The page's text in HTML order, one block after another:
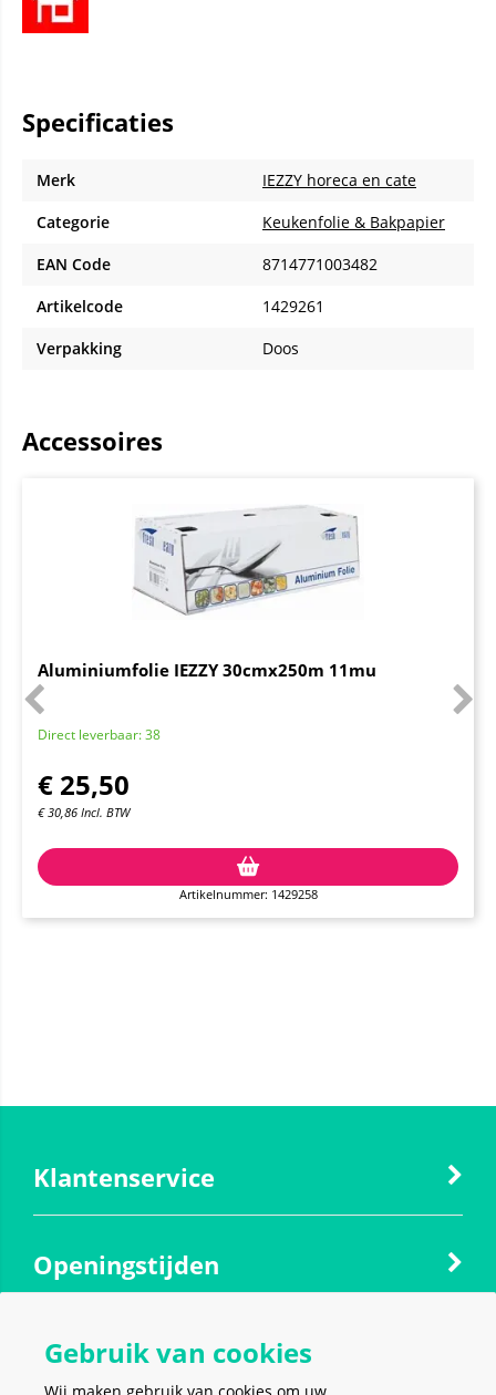
Specificaties
Merk
IEZZY horeca en cate
Categorie
Keukenfolie & Bakpapier
EAN Code
8714771003482
Artikelcode
1429261
Verpakking
Doos
Accessoires
Aluminiumfolie IEZZY 30cmx250m 11mu
Direct leverbaar: 38
€ 25,50
€30,86 Incl. BTW
Artikelnummer: 1429258
Klantenservice
Openingstijden
Contact
Gebruik van cookies